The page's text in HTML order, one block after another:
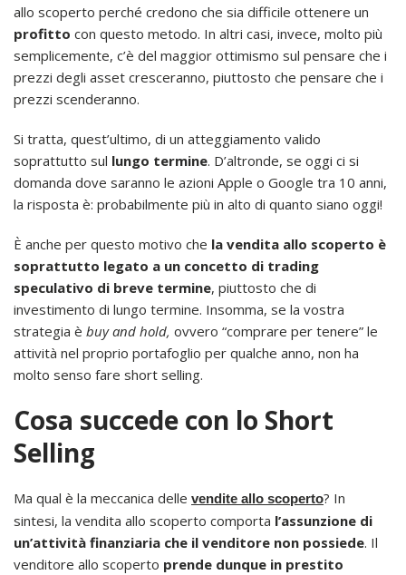
allo scoperto perché credono che sia difficile ottenere un
profitto con questo metodo. In altri casi, invece, molto più
semplicemente, c’è del maggior ottimismo sul pensare che i
prezzi degli asset cresceranno, piuttosto che pensare che i
prezzi scenderanno.
Si tratta, quest’ultimo, di un atteggiamento valido
soprattutto sul lungo termine. D’altronde, se oggi ci si
domanda dove saranno le azioni Apple o Google tra 10 anni,
la risposta è: probabilmente più in alto di quanto siano oggi!
È anche per questo motivo che la vendita allo scoperto è
soprattutto legato a un concetto di trading
speculativo di breve termine, piuttosto che di
investimento di lungo termine. Insomma, se la vostra
strategia è buy and hold, ovvero “comprare per tenere” le
attività nel proprio portafoglio per qualche anno, non ha
molto senso fare short selling.
Cosa succede con lo Short
Selling
Ma qual è la meccanica delle vendite allo scoperto? In
sintesi, la vendita allo scoperto comporta l’assunzione di
un’attività finanziaria che il venditore non possiede. Il
venditore allo scoperto prende dunque in prestito